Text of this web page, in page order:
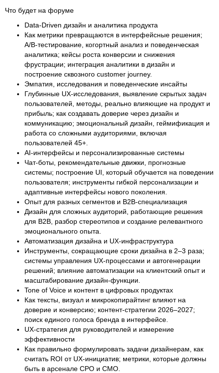
Что будет на форуме
Data-Driven дизайн и аналитика продукта
Как метрики превращаются в интерфейсные решения;
A/B-тестирование, когортный анализ и поведенческая
аналитика; кейсы роста конверсии и снижения
фрустрации; интеграция аналитики в дизайн и
построение сквозного customer journey.
Эмпатия, исследования и поведенческие инсайты
Глубинные UX-исследования, выявление скрытых задач
пользователей, методы, реально влияющие на продукт и
прибыль; как создавать доверие через дизайн и
коммуникацию; эмоциональный дизайн, геймификация и
работа со сложными аудиториями, включая
пользователей 45+.
AI-интерфейсы и персонализированные системы
Чат-боты, рекомендательные движки, прогнозные
системы; построение UI, который обучается на поведении
пользователя; инструменты гибкой персонализации и
адаптивные интерфейсы нового поколения.
Опыт для разных сегментов и B2B-специализация
Дизайн для сложных аудиторий, работающие решения
для B2B, разбор стереотипов и создание релевантного
эмоционального опыта.
Автоматизация дизайна и UX-инфраструктура
Инструменты, сокращающие сроки дизайна в 2–3 раза;
системы управления UX-процессами и автогенерации
решений; влияние автоматизации на клиентский опыт и
масштабирование дизайн-функции.
Tone of Voice и контент в цифровых продуктах
Как тексты, визуал и микрокопирайтинг влияют на
доверие и конверсию; контент-стратегии 2026–2027;
поиск единого голоса бренда в интерфейсе.
UX-стратегия для руководителей и измерение
эффективности
Как правильно формулировать задачи дизайнерам, как
считать ROI от UX-инициатив; метрики, которые должны
быть в арсенале CPO и CMO.